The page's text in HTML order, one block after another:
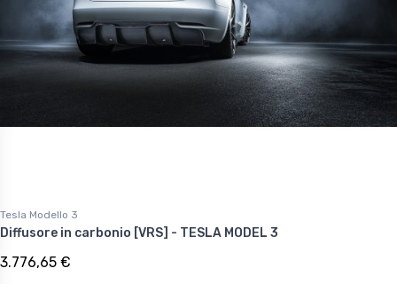
Tesla Modello 3
Diffusore in carbonio [VRS] - TESLA MODEL 3
3.776,65 €